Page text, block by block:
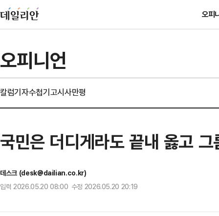
오피
오피니언
칼럼기자수첩기고시사만평
국민은 더디게라도 끝내 옳고
데스크 (desk@dailian.co.kr)
입력 2026.05.20 08:00 수정 2026.05.20 20:19